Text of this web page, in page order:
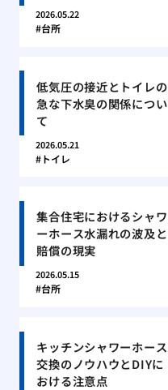
2026.05.22
台所
低気圧の接近とトイレの
急な下水臭の関係につい
て
2026.05.21
トイレ
集合住宅におけるシャワ
ーホース水漏れの波及と
賠償の現実
2026.05.15
台所
キッチンシャワーホース
交換のノウハウとDIYに
おける注意点